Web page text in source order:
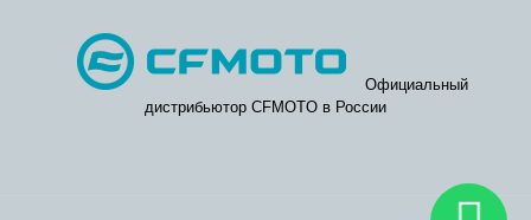
Официальный
дистрибьютор CFMOTO в России